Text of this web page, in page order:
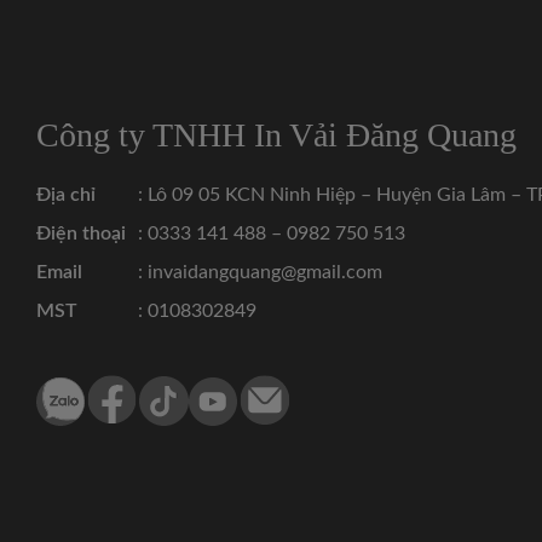
Công ty TNHH In Vải Đăng Quang
Địa chỉ
: Lô 09 05 KCN Ninh Hiệp – Huyện Gia Lâm –
Điện thoại
: 0333 141 488 – 0982 750 513
Email
: invaidangquang@gmail.com
MST
: 0108302849